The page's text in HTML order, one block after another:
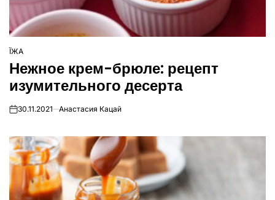
ОПУБЛІКУВАТИ
У
ЇЖА
Нежное крем-брюле: рецепт
изумительного десерта
on30.11.2021 Анастасия Кацай